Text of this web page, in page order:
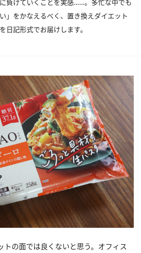
負けていくことを実感……。多忙な中でも
」をかなえるべく、置き換えダイエット
日記形式でお届けします。
トの面では良くないと思う。オフィス